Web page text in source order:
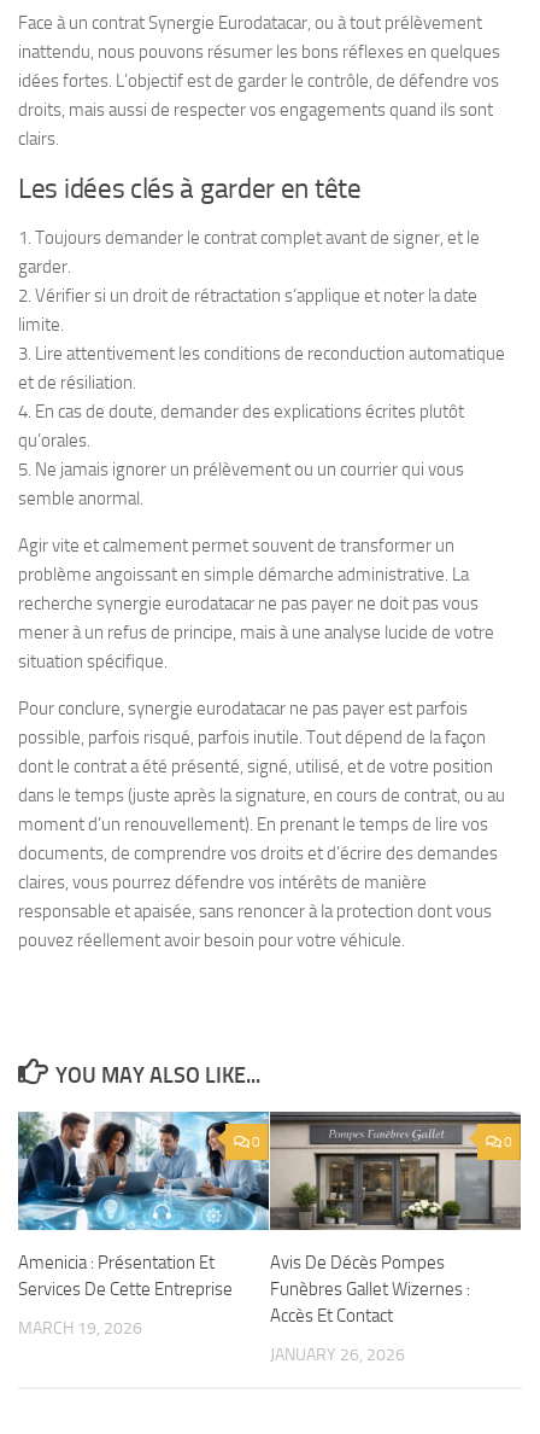
Face à un contrat Synergie Eurodatacar, ou à tout prélèvement
inattendu, nous pouvons résumer les bons réflexes en quelques
idées fortes. L’objectif est de garder le contrôle, de défendre vos
droits, mais aussi de respecter vos engagements quand ils sont
clairs.
Les idées clés à garder en tête
1. Toujours demander le contrat complet avant de signer, et le
garder.
2. Vérifier si un droit de rétractation s’applique et noter la date
limite.
3. Lire attentivement les conditions de reconduction automatique
et de résiliation.
4. En cas de doute, demander des explications écrites plutôt
qu’orales.
5. Ne jamais ignorer un prélèvement ou un courrier qui vous
semble anormal.
Agir vite et calmement permet souvent de transformer un
problème angoissant en simple démarche administrative. La
recherche synergie eurodatacar ne pas payer ne doit pas vous
mener à un refus de principe, mais à une analyse lucide de votre
situation spécifique.
Pour conclure, synergie eurodatacar ne pas payer est parfois
possible, parfois risqué, parfois inutile. Tout dépend de la façon
dont le contrat a été présenté, signé, utilisé, et de votre position
dans le temps (juste après la signature, en cours de contrat, ou au
moment d’un renouvellement). En prenant le temps de lire vos
documents, de comprendre vos droits et d’écrire des demandes
claires, vous pourrez défendre vos intérêts de manière
responsable et apaisée, sans renoncer à la protection dont vous
pouvez réellement avoir besoin pour votre véhicule.
YOU MAY ALSO LIKE...
0
Amenicia : Présentation Et
Services De Cette Entreprise
MARCH 19, 2026
0
Avis De Décès Pompes
Funèbres Gallet Wizernes :
Accès Et Contact
JANUARY 26, 2026